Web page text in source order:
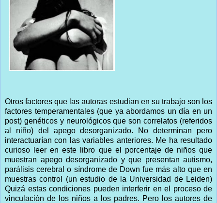
Otros factores que las autoras estudian en su trabajo son los
factores temperamentales (que ya abordamos un día en un
post) genéticos y neurológicos que son correlatos (referidos
al niño) del apego desorganizado. No determinan pero
interactuarían con las variables anteriores. Me ha resultado
curioso leer en este libro que el porcentaje de niños que
muestran apego desorganizado y que presentan autismo,
parálisis cerebral o síndrome de Down fue más alto que en
muestras control (un estudio de la Universidad de Leiden)
Quizá estas condiciones pueden interferir en el proceso de
vinculación de los niños a los padres. Pero los autores de